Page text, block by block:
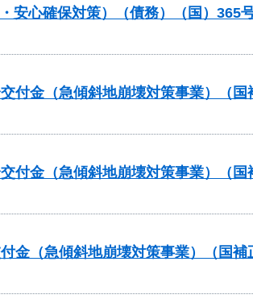
安心確保対策）（債務）（国）365
付金（急傾斜地崩壊対策事業）（
付金（急傾斜地崩壊対策事業）（
金（急傾斜地崩壊対策事業）（国補